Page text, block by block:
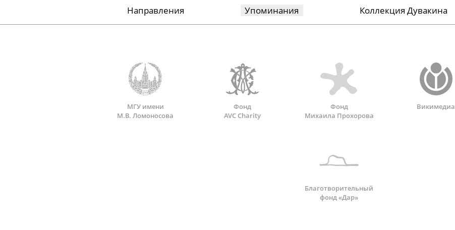
Направления Упоминания Коллекция Дувакина
МГУ имени
М.В. Ломоносова
Фонд
AVC Charity
Фонд
Михаила Прохорова
Викимедиа
Благотворительный
фонд «Дар»